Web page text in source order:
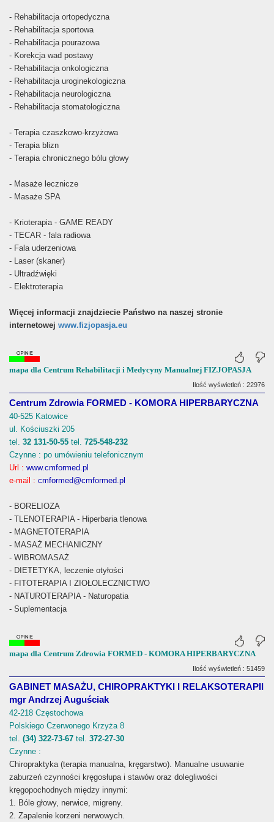
- Rehabilitacja ortopedyczna
- Rehabilitacja sportowa
- Rehabilitacja pourazowa
- Korekcja wad postawy
- Rehabilitacja onkologiczna
- Rehabilitacja uroginekologiczna
- Rehabilitacja neurologiczna
- Rehabilitacja stomatologiczna
- Terapia czaszkowo-krzyżowa
- Terapia blizn
- Terapia chronicznego bólu głowy
- Masaże lecznicze
- Masaże SPA
- Krioterapia - GAME READY
- TECAR - fala radiowa
- Fala uderzeniowa
- Laser (skaner)
- Ultradźwięki
- Elektroterapia
Więcej informacji znajdziecie Państwo na naszej stronie
internetowej www.fizjopasja.eu
mapa dla Centrum Rehabilitacji i Medycyny Manualnej FIZJOPASJA
Ilość wyświetleń : 22976
Centrum Zdrowia FORMED - KOMORA HIPERBARYCZNA
40-525 Katowice
ul. Kościuszki 205
tel. 32 131-50-55 tel. 725-548-232
Czynne : po umówieniu telefonicznym
Url : www.cmformed.pl
e-mail : cmformed@cmformed.pl
- BORELIOZA
- TLENOTERAPIA - Hiperbaria tlenowa
- MAGNETOTERAPIA
- MASAŻ MECHANICZNY
- WIBROMASAŻ
- DIETETYKA, leczenie otyłości
- FITOTERAPIA I ZIOŁOLECZNICTWO
- NATUROTERAPIA - Naturopatia
- Suplementacja
mapa dla Centrum Zdrowia FORMED - KOMORA HIPERBARYCZNA
Ilość wyświetleń : 51459
GABINET MASAŻU, CHIROPRAKTYKI I RELAKSOTERAPII
mgr Andrzej Auguściak
42-218 Częstochowa
Polskiego Czerwonego Krzyża 8
tel. (34) 322-73-67 tel. 372-27-30
Czynne :
Chiropraktyka (terapia manualna, kręgarstwo). Manualne usuwanie
zaburzeń czynności kręgosłupa i stawów oraz dolegliwości
kręgopochodnych między innymi:
1. Bóle głowy, nerwice, migreny.
2. Zapalenie korzeni nerwowych.